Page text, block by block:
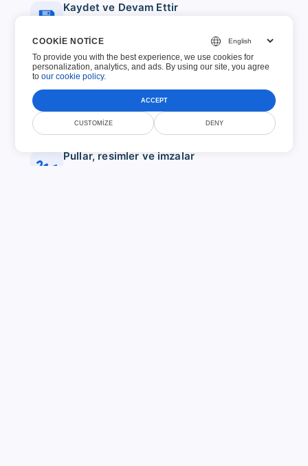
Kaydet ve Devam Ettir
doldurmaya daha sonra geri dönebilirsiniz.
Paylaşmak
Mevcut yöntemlerden birini kullanarak belgenizi
paylaşın. Şimdi daha fazlasını öğrenin!
Pullar, resimler ve imzalar
COOKIE NOTICE
To provide you with the best experience, we use cookies for
personalization, analytics, and ads. By using our site, you agree
toour cookie policy.
ACCEPT
CUSTOMIZE DENY